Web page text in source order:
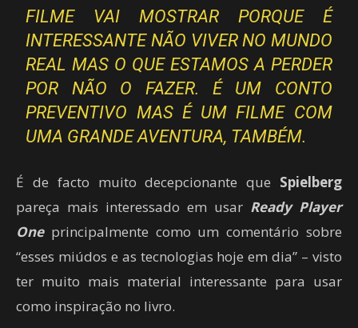
FILME VAI MOSTRAR PORQUE É
INTERESSANTE NÃO VIVER NO MUNDO
REAL MAS O QUE ESTAMOS A PERDER
POR NÃO O FAZER. É UM CONTO
PREVENTIVO MAS É UM FILME COM
UMA GRANDE AVENTURA, TAMBÉM.
É de facto muito decepcionante que Spielberg
pareça mais interessado em usar Ready Player
Oneprincipalmente como um comentário sobre
“esses miúdos e as tecnologias hoje em dia” – visto
ter muito mais material interessante para usar
como inspiração no livro.